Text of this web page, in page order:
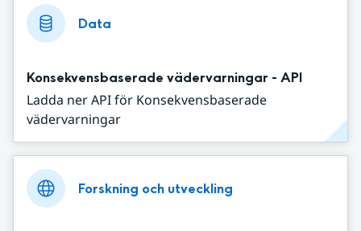
Data
Konsekvensbaserade vädervarningar - API
Ladda ner API för Konsekvensbaserade
vädervarningar
Forskning och utveckling